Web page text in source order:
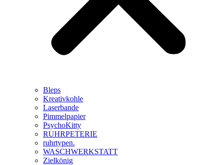
Bleps
Kreativkohle
Laserbande
Pimmelpapier
PsychoKitty
RUHRPETERIE
ruhrtypen.
WASCHWERKSTATT
Zielkönig